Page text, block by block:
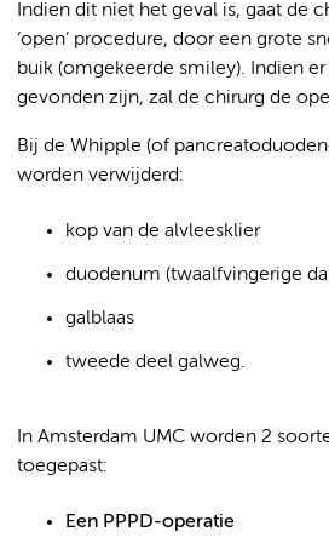
Indien dit niet het geval is, gaat de
‘open’ procedure, door een grote
buik (omgekeerde smiley). Indien
gevonden zijn, zal de chirurg de
Bij de Whipple (of
worden verwijderd:
kop van de alvleesklier
duodenum (twaalfvingerige
galblaas
tweede deel galweg.
In Amsterdam UMC worden 2
toegepast:
Een PPPD-operatie